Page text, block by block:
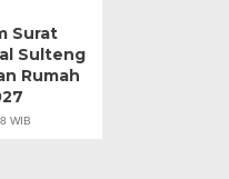
Surat
Sulteng
Rumah
WIB